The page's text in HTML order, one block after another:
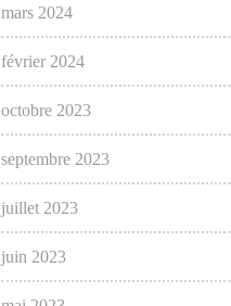
mars 2024
février 2024
octobre 2023
septembre 2023
juillet 2023
juin 2023